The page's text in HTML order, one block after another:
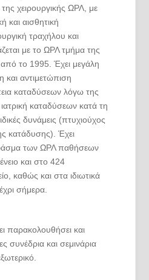
της χειρουργικής ΩΡΛ, με
και αισθητική
τραχήλου και
με το ΩΡΛ τμήμα της
από το 1995. Έχει μεγάλη
και αντιμετώπιση
καταδύσεων λόγω της
καταδύσεων κατά τη
δυνάμεις (πτυχιούχος
κατάδυσης). Έχει
των ΩΡΛ παθήσεων
και στο 424
καθώς και στα ιδιωτικά
σήμερα.
παρακολουθήσει και
συνέδρια και σεμινάρια